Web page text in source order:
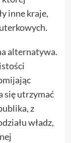
inne kraje,
alternatywa.
się utrzymać
z
władz,